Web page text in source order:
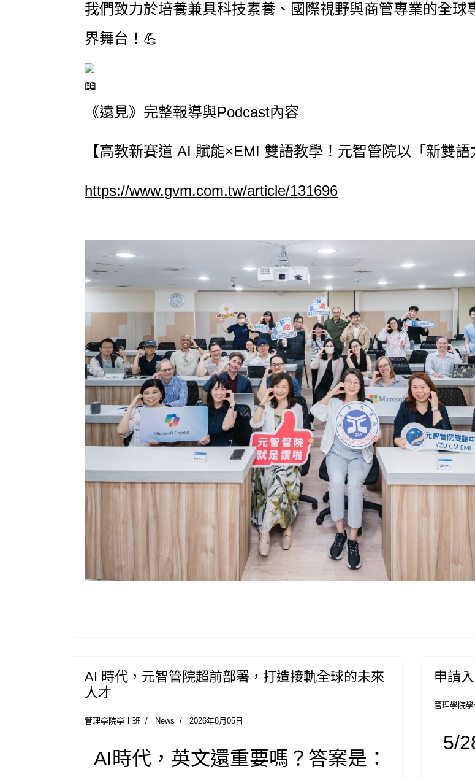
我們致力於培養兼具科技素養、國際視野與商管專業的全球
界舞台！💪
《遠見》完整報導與Podcast內容
【高教新賽道 AI 賦能×EMI 雙語教學！元智管院以「新雙語
https://www.gvm.com.tw/article/131696
AI 時代，元智管院超前部署，打造接軌全球的未來
人才
管理學院學士班 News 2026年8月05日
AI時代，英文還重要嗎？答案是：
申請
管理學院
5/